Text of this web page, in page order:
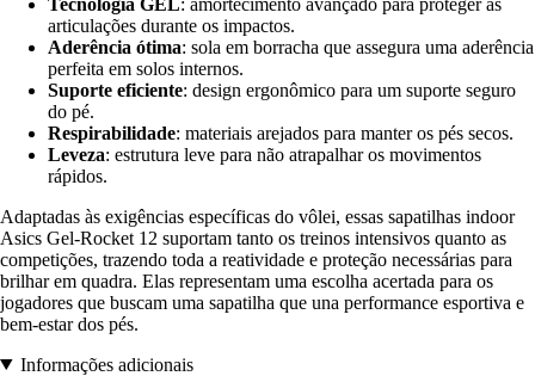
articulações durante os impactos.
Aderência ótima: sola em borracha que assegura uma aderência
perfeita em solos internos.
Suporte eficiente: design ergonômico para um suporte seguro
do pé.
Respirabilidade: materiais arejados para manter os pés secos.
Leveza: estrutura leve para não atrapalhar os movimentos
rápidos.
Adaptadas às exigências específicas do vôlei, essas sapatilhas indoor
Asics Gel-Rocket 12 suportam tanto os treinos intensivos quanto as
competições, trazendo toda a reatividade e proteção necessárias para
brilhar em quadra. Elas representam uma escolha acertada para os
jogadores que buscam uma sapatilha que una performance esportiva e
bem-estar dos pés.
Informações adicionais